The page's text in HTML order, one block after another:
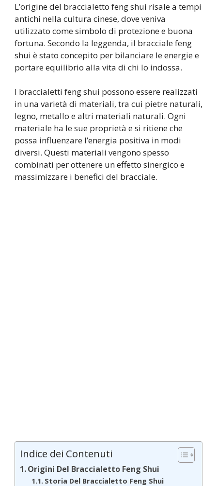
L’origine del braccialetto feng shui risale a tempi
antichi nella cultura cinese, dove veniva
utilizzato come simbolo di protezione e buona
fortuna. Secondo la leggenda, il bracciale feng
shui è stato concepito per bilanciare le energie e
portare equilibrio alla vita di chi lo indossa.
I braccialetti feng shui possono essere realizzati
in una varietà di materiali, tra cui pietre naturali,
legno, metallo e altri materiali naturali. Ogni
materiale ha le sue proprietà e si ritiene che
possa influenzare l’energia positiva in modi
diversi. Questi materiali vengono spesso
combinati per ottenere un effetto sinergico e
massimizzare i benefici del bracciale.
Indice dei Contenuti
Origini Del Braccialetto Feng Shui
Storia Del Braccialetto Feng Shui